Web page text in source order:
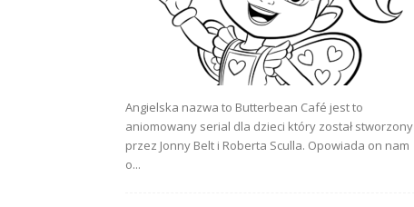
Angielska nazwa to Butterbean Café jest to
aniomowany serial dla dzieci który został stworzony
przez Jonny Belt i Roberta Sculla. Opowiada on nam
o...